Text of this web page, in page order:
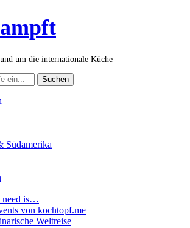
um die internationale Küche
Südamerika
need is…
von kochtopf.me
Weltreise